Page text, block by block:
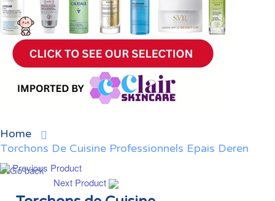
Home
Torchons De Cuisine Professionnels Epais Deren
Previous Product
Next Product